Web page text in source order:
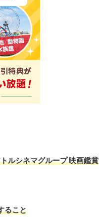
ルシネマグループ 映画鑑賞
ること